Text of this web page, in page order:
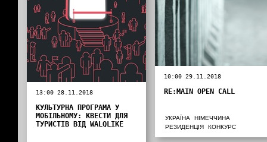
10:00 29.11.2018
RE:MAIN OPEN CALL
УКРАЇНА
НІМЕЧЧИНА
РЕЗИДЕНЦІЯ
КОНКУРС
13:00 28.11.2018
КУЛЬТУРНА ПРОГРАМА У
МОБІЛЬНОМУ: КВЕСТИ ДЛЯ
ТУРИСТІВ ВІД WALQLIKE